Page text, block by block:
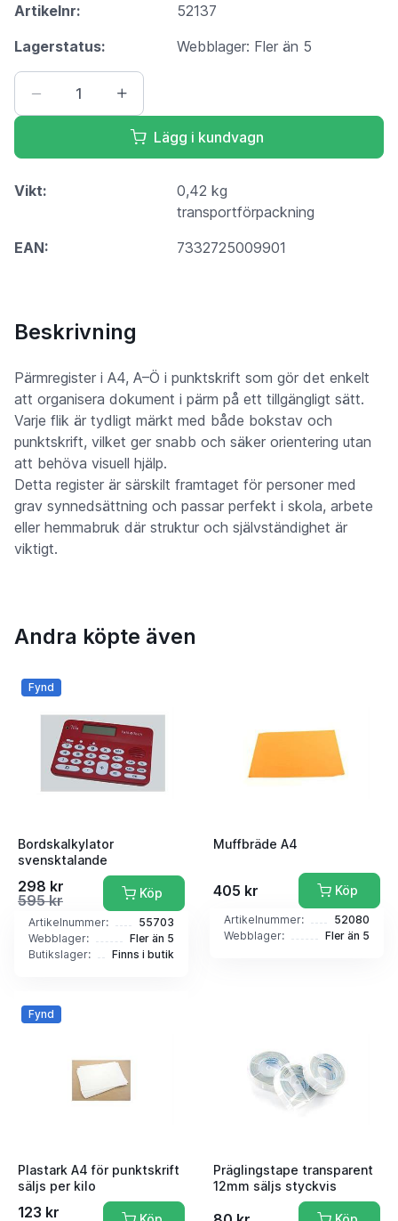
Artikelnr:
52137
Lagerstatus:
Webblager: Fler än 5
Lägg i kundvagn
Vikt:
0,42 kg
transportförpackning
EAN:
7332725009901
Beskrivning
Pärmregister i A4, A–Ö i punktskrift som gör det enkelt
att organisera dokument i pärm på ett tillgängligt sätt.
Varje flik är tydligt märkt med både bokstav och
punktskrift, vilket ger snabb och säker orientering utan
att behöva visuell hjälp.
Detta register är särskilt framtaget för personer med
grav synnedsättning och passar perfekt i skola, arbete
eller hemmabruk där struktur och självständighet är
viktigt.
Andra köpte även
Fynd
Bordskalkylator
svensktalande
298 kr
595 kr
Köp
Artikelnummer:
55703
Webblager:
Fler än 5
Butikslager:
Finns i butik
Muffbräde A4
405 kr Köp
Artikelnummer:
52080
Webblager:
Fler än 5
Fynd
Plastark A4 för punktskrift
säljs per kilo
123 kr
Präglingstape transparent
12mm säljs styckvis